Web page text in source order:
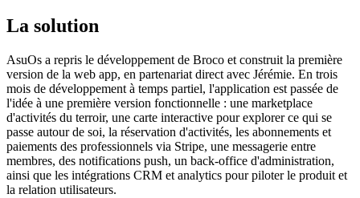
La solution
AsuOs a repris le développement de Broco et construit la première
version de la web app, en partenariat direct avec Jérémie. En trois
mois de développement à temps partiel, l'application est passée de
l'idée à une première version fonctionnelle : une marketplace
d'activités du terroir, une carte interactive pour explorer ce qui se
passe autour de soi, la réservation d'activités, les abonnements et
paiements des professionnels via Stripe, une messagerie entre
membres, des notifications push, un back-office d'administration,
ainsi que les intégrations CRM et analytics pour piloter le produit et
la relation utilisateurs.